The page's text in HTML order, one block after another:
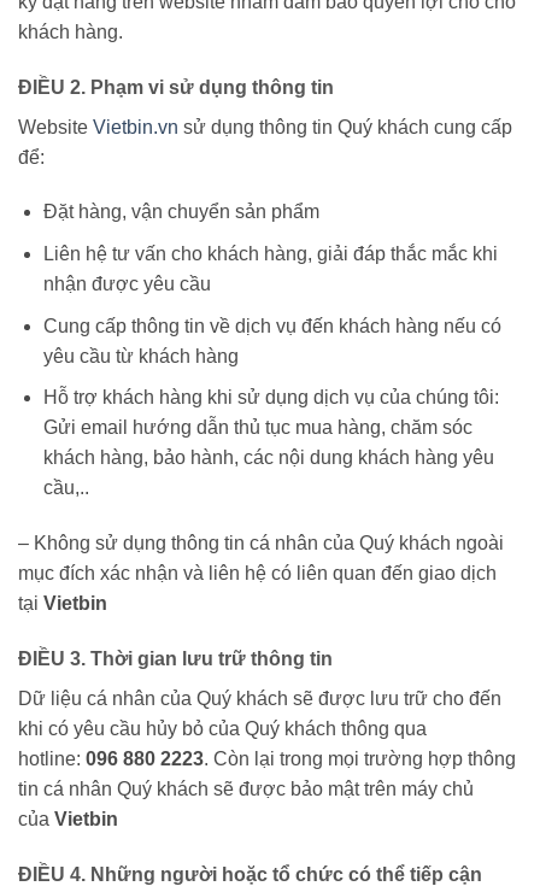
khách hàng.
ĐIỀU 2. Phạm vi sử dụng thông tin
Website Vietbin.vn sử dụng thông tin Quý khách cung cấp
để:
Đặt hàng, vận chuyển sản phẩm
Liên hệ tư vấn cho khách hàng, giải đáp thắc mắc khi
nhận được yêu cầu
Cung cấp thông tin về dịch vụ đến khách hàng nếu có
yêu cầu từ khách hàng
Hỗ trợ khách hàng khi sử dụng dịch vụ của chúng tôi:
Gửi email hướng dẫn thủ tục mua hàng, chăm sóc
khách hàng, bảo hành, các nội dung khách hàng yêu
cầu,..
– Không sử dụng thông tin cá nhân của Quý khách ngoài
mục đích xác nhận và liên hệ có liên quan đến giao dịch
tại Vietbin
ĐIỀU 3. Thời gian lưu trữ thông tin
Dữ liệu cá nhân của Quý khách sẽ được lưu trữ cho đến
khi có yêu cầu hủy bỏ của Quý khách thông qua
hotline: 096 880 2223. Còn lại trong mọi trường hợp thông
tin cá nhân Quý khách sẽ được bảo mật trên máy chủ
của Vietbin
ĐIỀU 4. Những người hoặc tổ chức có thể tiếp cận